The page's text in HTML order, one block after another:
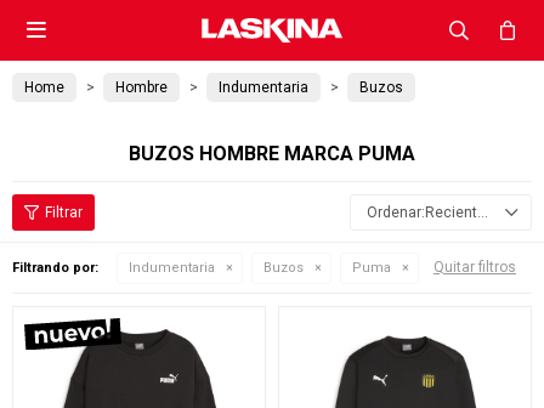

Home Hombre Indumentaria Buzos
BUZOS HOMBRE MARCA PUMA
Recientes
Filtrando por: Indumentaria Buzos Puma Quitar filtros